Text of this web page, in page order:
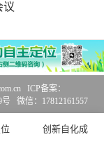
议
创新自化成
ICP备案：
号 微信：17812161557